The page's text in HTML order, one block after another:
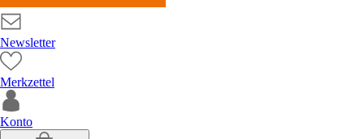
Newsletter
Merkzettel
Konto